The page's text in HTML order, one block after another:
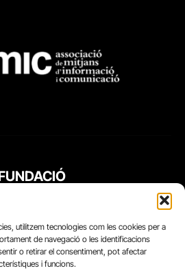
utilitzem tecnologies com les cookies per a
de navegació o les identificacions
o retirar el consentiment, pot afectar
i funcions.